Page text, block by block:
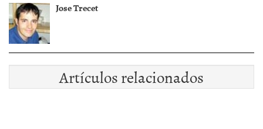
Jose Trecet
Artículos relacionados